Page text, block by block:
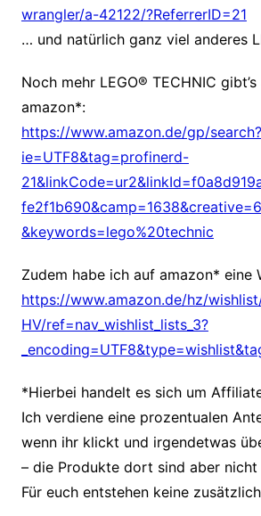
wrangler/a-42122/?ReferrerID=21
… und natürlich ganz viel anderes
Noch mehr LEGO® TECHNIC
amazon*:
https://www.amazon.de/gp/search?
ie=UTF8&tag=profinerd-
&keywords=lego%20technic
Zudem habe ich auf amazon* eine
https://www.amazon.de/hz/
HV/ref=nav_wishlist_lists_3?
*Hierbei handelt es sich um
Ich verdiene eine prozentualen
wenn ihr klickt und irgendetwas
– die Produkte dort sind aber nicht
Für euch entstehen keine